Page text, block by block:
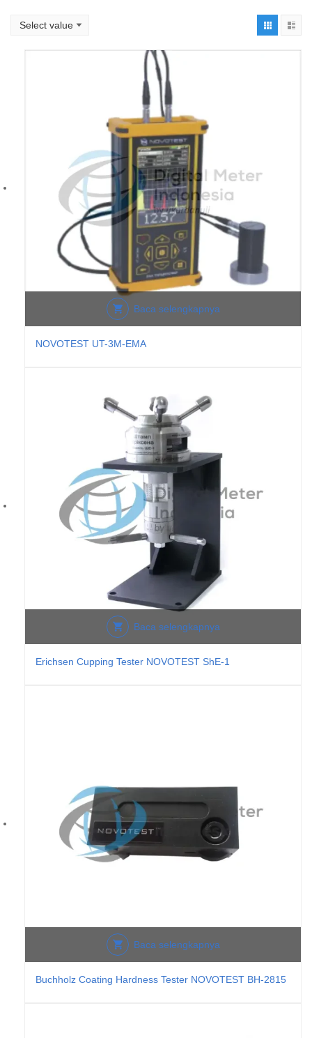
Baca selengkapnya
NOVOTEST UT-3M-EMA
Baca selengkapnya
Erichsen Cupping Tester NOVOTEST ShE-1
Baca selengkapnya
Buchholz Coating Hardness Tester NOVOTEST BH-2815